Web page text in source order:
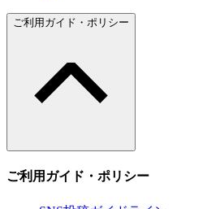
ご利用ガイド・ポリシー
ご利用ガイド・ポリシー